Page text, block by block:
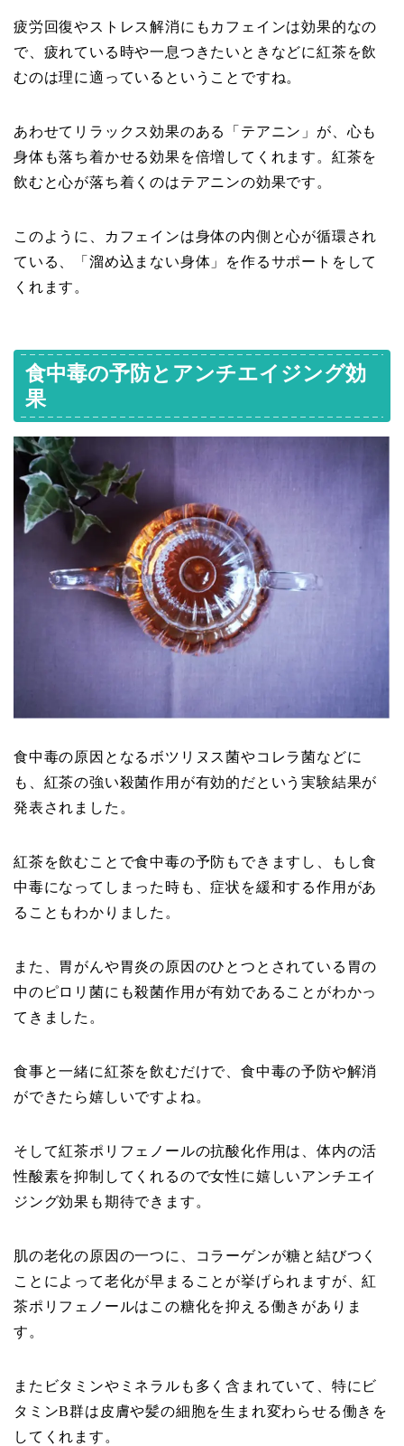
疲労回復やストレス解消にもカフェインは効果的なの
で、疲れている時や一息つきたいときなどに紅茶を飲
むのは理に適っているということですね。
あわせてリラックス効果のある「テアニン」が、心も
身体も落ち着かせる効果を倍増してくれます。紅茶を
飲むと心が落ち着くのはテアニンの効果です。
このように、カフェインは身体の内側と心が循環され
ている、「溜め込まない身体」を作るサポートをして
くれます。
食中毒の予防とアンチエイジング効
果
食中毒の原因となるボツリヌス菌やコレラ菌などに
も、紅茶の強い殺菌作用が有効的だという実験結果が
発表されました。
紅茶を飲むことで食中毒の予防もできますし、もし食
中毒になってしまった時も、症状を緩和する作用があ
ることもわかりました。
また、胃がんや胃炎の原因のひとつとされている胃の
中のピロリ菌にも殺菌作用が有効であることがわかっ
てきました。
食事と一緒に紅茶を飲むだけで、食中毒の予防や解消
ができたら嬉しいですよね。
そして紅茶ポリフェノールの抗酸化作用は、体内の活
性酸素を抑制してくれるので女性に嬉しいアンチエイ
ジング効果も期待できます。
肌の老化の原因の一つに、コラーゲンが糖と結びつく
ことによって老化が早まることが挙げられますが、紅
茶ポリフェノールはこの糖化を抑える働きがありま
す。
またビタミンやミネラルも多く含まれていて、特にビ
タミンB群は皮膚や髪の細胞を生まれ変わらせる働きを
してくれます。